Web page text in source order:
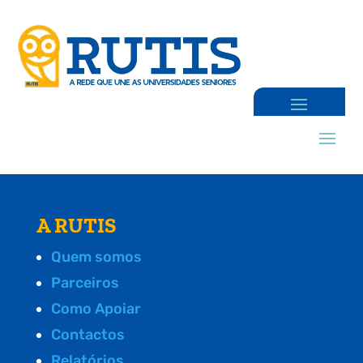
A RUTIS
Quem somos
Parceiros
Como Apoiar
Contactos